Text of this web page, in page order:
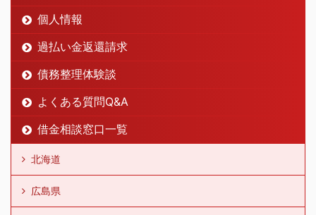
個人情報
過払い金返還請求
債務整理体験談
よくある質問Q&A
借金相談窓口一覧
北海道
広島県